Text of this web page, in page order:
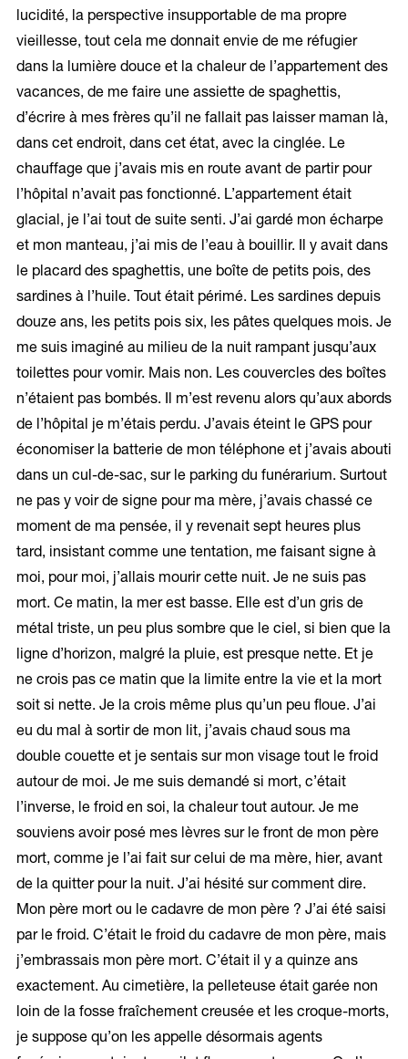
lucidité, la perspective insupportable de ma propre
vieillesse, tout cela me donnait envie de me réfugier
dans la lumière douce et la chaleur de l’appartement des
vacances, de me faire une assiette de spaghettis,
d’écrire à mes frères qu’il ne fallait pas laisser maman là,
dans cet endroit, dans cet état, avec la cinglée. Le
chauffage que j’avais mis en route avant de partir pour
l’hôpital n’avait pas fonctionné. L’appartement était
glacial, je l’ai tout de suite senti. J’ai gardé mon écharpe
et mon manteau, j’ai mis de l’eau à bouillir. Il y avait dans
le placard des spaghettis, une boîte de petits pois, des
sardines à l’huile. Tout était périmé. Les sardines depuis
douze ans, les petits pois six, les pâtes quelques mois. Je
me suis imaginé au milieu de la nuit rampant jusqu’aux
toilettes pour vomir. Mais non. Les couvercles des boîtes
n’étaient pas bombés. Il m’est revenu alors qu’aux abords
de l’hôpital je m’étais perdu. J’avais éteint le GPS pour
économiser la batterie de mon téléphone et j’avais abouti
dans un cul-de-sac, sur le parking du funérarium. Surtout
ne pas y voir de signe pour ma mère, j’avais chassé ce
moment de ma pensée, il y revenait sept heures plus
tard, insistant comme une tentation, me faisant signe à
moi, pour moi, j’allais mourir cette nuit. Je ne suis pas
mort. Ce matin, la mer est basse. Elle est d’un gris de
métal triste, un peu plus sombre que le ciel, si bien que la
ligne d’horizon, malgré la pluie, est presque nette. Et je
ne crois pas ce matin que la limite entre la vie et la mort
soit si nette. Je la crois même plus qu’un peu floue. J’ai
eu du mal à sortir de mon lit, j’avais chaud sous ma
double couette et je sentais sur mon visage tout le froid
autour de moi. Je me suis demandé si mort, c’était
l’inverse, le froid en soi, la chaleur tout autour. Je me
souviens avoir posé mes lèvres sur le front de mon père
mort, comme je l’ai fait sur celui de ma mère, hier, avant
de la quitter pour la nuit. J’ai hésité sur comment dire.
Mon père mort ou le cadavre de mon père ? J’ai été saisi
par le froid. C’était le froid du cadavre de mon père, mais
j’embrassais mon père mort. C’était il y a quinze ans
exactement. Au cimetière, la pelleteuse était garée non
loin de la fosse fraîchement creusée et les croque-morts,
je suppose qu’on les appelle désormais agents